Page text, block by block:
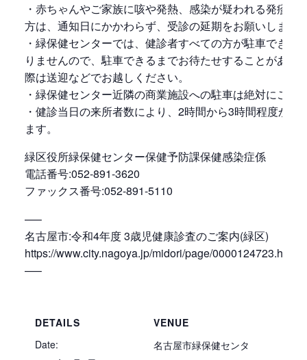
・赤ちゃんやご家族に咳や発熱、感染が疑われる発疹等
方は、通知日にかかわらず、受診の延期をお願いします
・緑保健センターでは、健診者すべての方が駐車できる
りませんので、駐車できるまでお待たせすることがあり
際は送迎などでお越しください。
・緑保健センター近隣の商業施設への駐車は絶対にご遠
・健診当日の来所者数により、2時間から3時間程度かか
ます。
緑区役所緑保健センター保健予防課保健感染症係
電話番号:052-891-3620
ファックス番号:052-891-5110
—–
名古屋市:令和4年度 3歳児健康診査のご案内(緑区)
https://www.city.nagoya.jp/midori/page/0000124723.html
—–
DETAILS
Date:
VENUE
名古屋市緑保健センタ